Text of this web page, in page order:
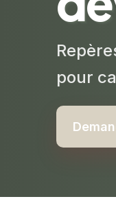
pour